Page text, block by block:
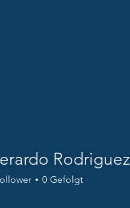
Rodriguez
0 Gefolgt